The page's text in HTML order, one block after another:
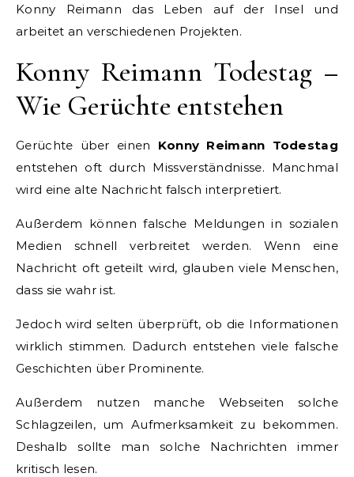
Konny Reimann das Leben auf der Insel und
arbeitet an verschiedenen Projekten.
Konny Reimann Todestag –
Wie Gerüchte entstehen
Gerüchte über einen Konny Reimann Todestag
entstehen oft durch Missverständnisse. Manchmal
wird eine alte Nachricht falsch interpretiert.
Außerdem können falsche Meldungen in sozialen
Medien schnell verbreitet werden. Wenn eine
Nachricht oft geteilt wird, glauben viele Menschen,
dass sie wahr ist.
Jedoch wird selten überprüft, ob die Informationen
wirklich stimmen. Dadurch entstehen viele falsche
Geschichten über Prominente.
Außerdem nutzen manche Webseiten solche
Schlagzeilen, um Aufmerksamkeit zu bekommen.
Deshalb sollte man solche Nachrichten immer
kritisch lesen.